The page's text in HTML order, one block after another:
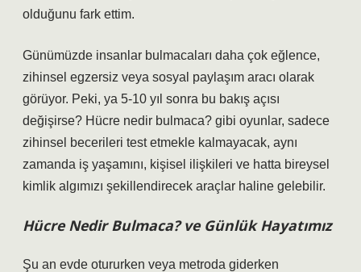
olduğunu fark ettim.
Günümüzde insanlar bulmacaları daha çok eğlence,
zihinsel egzersiz veya sosyal paylaşım aracı olarak
görüyor. Peki, ya 5-10 yıl sonra bu bakış açısı
değişirse? Hücre nedir bulmaca? gibi oyunlar, sadece
zihinsel becerileri test etmekle kalmayacak, aynı
zamanda iş yaşamını, kişisel ilişkileri ve hatta bireysel
kimlik algımızı şekillendirecek araçlar haline gelebilir.
Hücre Nedir Bulmaca? ve Günlük Hayatımız
Şu an evde otururken veya metroda giderken